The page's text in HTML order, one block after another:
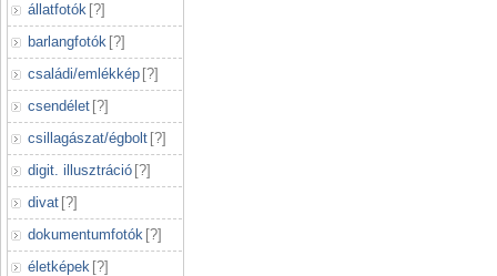
állatfotók [?]
barlangfotók [?]
családi/emlékkép [?]
csendélet [?]
csillagászat/égbolt [?]
digit. illusztráció [?]
divat [?]
dokumentumfotók [?]
életképek [?]